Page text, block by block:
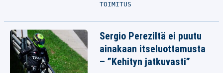
TOIMITUS
Sergio Pereziltä ei puutu
ainakaan itseluottamusta
– ”Kehityn jatkuvasti”